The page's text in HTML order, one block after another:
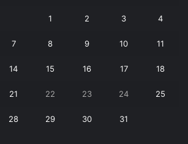
1 2 3 4
7 8 9 10 11
14 15 16 17 18
21 22 23 24 25
28 29 30 31